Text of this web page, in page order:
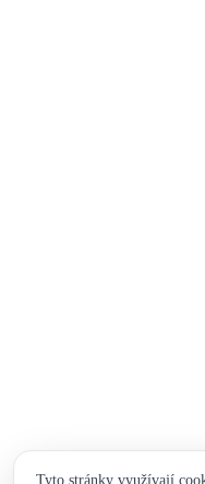
Tyto stránky využívají